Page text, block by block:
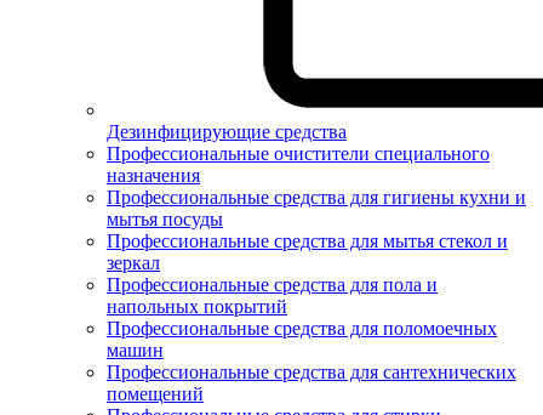
Дезинфицирующие средства
Профессиональные очистители специального
назначения
Профессиональные средства для гигиены кухни и
мытья посуды
Профессиональные средства для мытья стекол и
зеркал
Профессиональные средства для пола и
напольных покрытий
Профессиональные средства для поломоечных
машин
Профессиональные средства для сантехнических
помещений